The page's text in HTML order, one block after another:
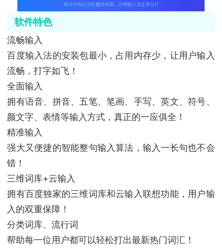
软件特色
流畅输入
百度输入法的安装包最小，占用内存少，让用户输入
流畅，打字如飞！
全面输入
拥有语音、拼音、五笔、笔画、手写、英文、符号、
颜文字、表情等输入方式，真正的一应俱全！
精准输入
强大又便捷的智能整句输入算法，输入一长句也不会
错！
三维词库+云输入
拥有百度独家的三维词库和云输入联想功能，用户输
入的双重保障！
分类词库、流行词
帮助每一位用户都可以轻松打出最新热门词汇！